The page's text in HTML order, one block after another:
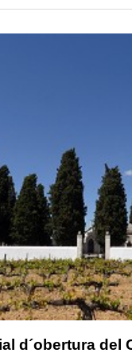
d´obertura del